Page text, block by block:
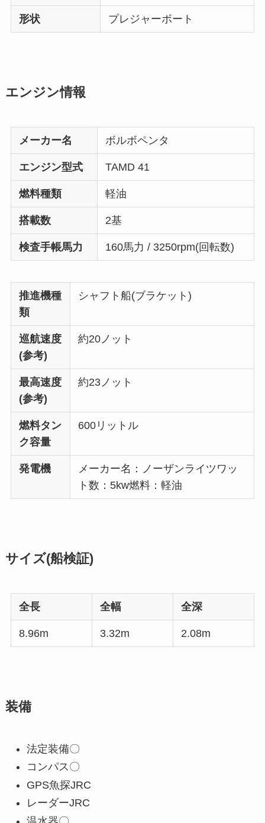
形状 プレジャーボート
エンジン情報
メーカー名 ボルボペンタ
エンジン型式 TAMD 41
燃料種類 軽油
搭載数 2基
検査手帳馬力 160馬力 / 3250rpm(回転数)
推進機種
類
シャフト船(ブラケット)
巡航速度
(参考)
約20ノット
最高速度
(参考)
約23ノット
燃料タン
ク容量
600リットル
発電機
メーカー名：ノーザンライツワッ
ト数：5kw燃料：軽油
サイズ(船検証)
全長 全幅 全深
8.96m 3.32m 2.08m
装備
法定装備〇
コンパス〇
GPS魚探JRC
レーダーJRC